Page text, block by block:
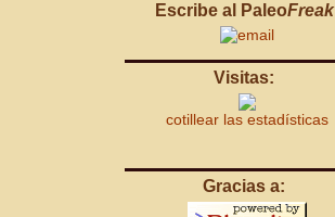
Escribe al PaleoFreak
Visitas:
cotillear las estadísticas
Gracias a: